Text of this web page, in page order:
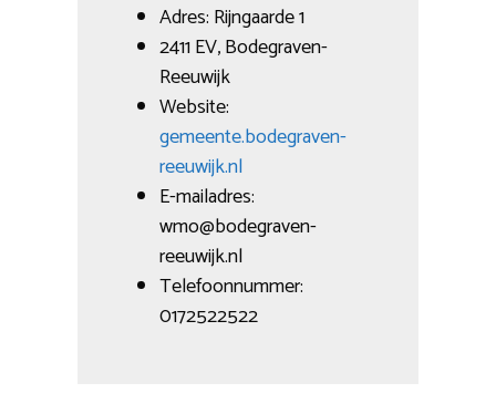
Adres: Rijngaarde 1
2411 EV, Bodegraven-
Reeuwijk
Website:
gemeente.bodegraven-
reeuwijk.nl
E-mailadres:
wmo@bodegraven-
reeuwijk.nl
Telefoonnummer:
0172522522